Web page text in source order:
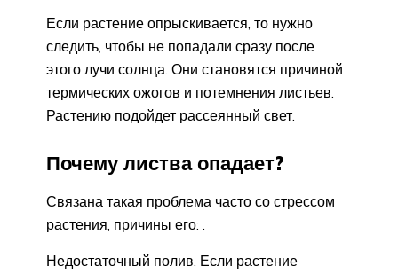
Если растение опрыскивается, то нужно
следить, чтобы не попадали сразу после
этого лучи солнца. Они становятся причиной
термических ожогов и потемнения листьев.
Растению подойдет рассеянный свет.
Почему листва опадает?
Связана такая проблема часто со стрессом
растения, причины его: .
Недостаточный полив. Если растение